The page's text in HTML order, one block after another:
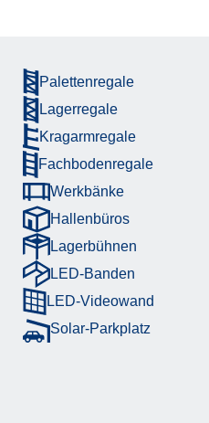
Palettenregale
Lagerregale
Kragarmregale
Fachbodenregale
Werkbänke
Hallenbüros
Lagerbühnen
LED-Banden
LED-Videowand
Solar-Parkplatz